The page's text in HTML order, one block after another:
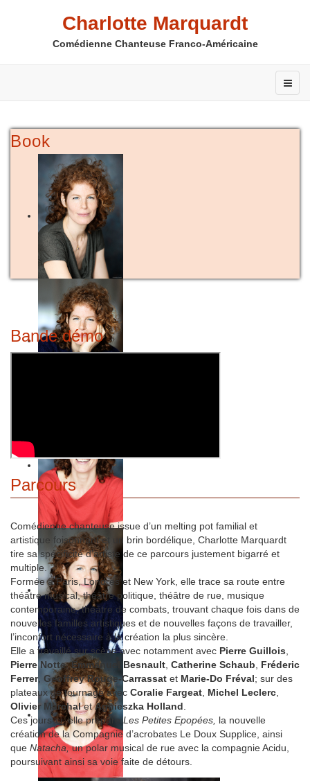
Charlotte Marquardt
Comédienne Chanteuse Franco-Américaine
Book
Bande démo
Parcours
Comédienne chanteuse issue d’un melting pot familial et
artistique foisonnant et un brin bordélique, Charlotte Marquardt
tire sa spécificité d’artiste de ce parcours justement bigarré et
multiple.
Formée à Paris, Londres et New York, elle trace sa route entre
théâtre musical, théâtre politique, théâtre de rue, musique
contemporaine, théâtre de combats, trouvant chaque fois dans de
nouvelles familles artistiques et de nouvelles façons de travailler,
l’inconfort nécessaire à la création la plus sincère.
Elle a travaillé sur scène avec notamment avec Pierre Guillois
Pierre Notte,Emmanuel Besnault Catherine Schaub
Fréderic
Ferrer Geoffrey Rouge-Carrassat et Marie-Do Fréval; sur des
plateaux de tournage avec Coralie Fargeat Michel Leclerc
Olivier MarchaletAgnieszka Holland
Ces jours-ci, elle prépareLes Petites Epopées, la nouvelle
création de la Compagnie d’acrobates Le Doux Supplice, ainsi
que Natacha,un polar musical de rue avec la compagnie Acidu,
poursuivant ainsi sa voie faite de détours.